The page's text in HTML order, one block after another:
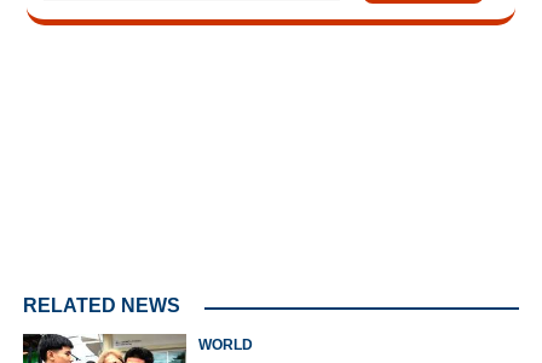
RELATED NEWS
WORLD